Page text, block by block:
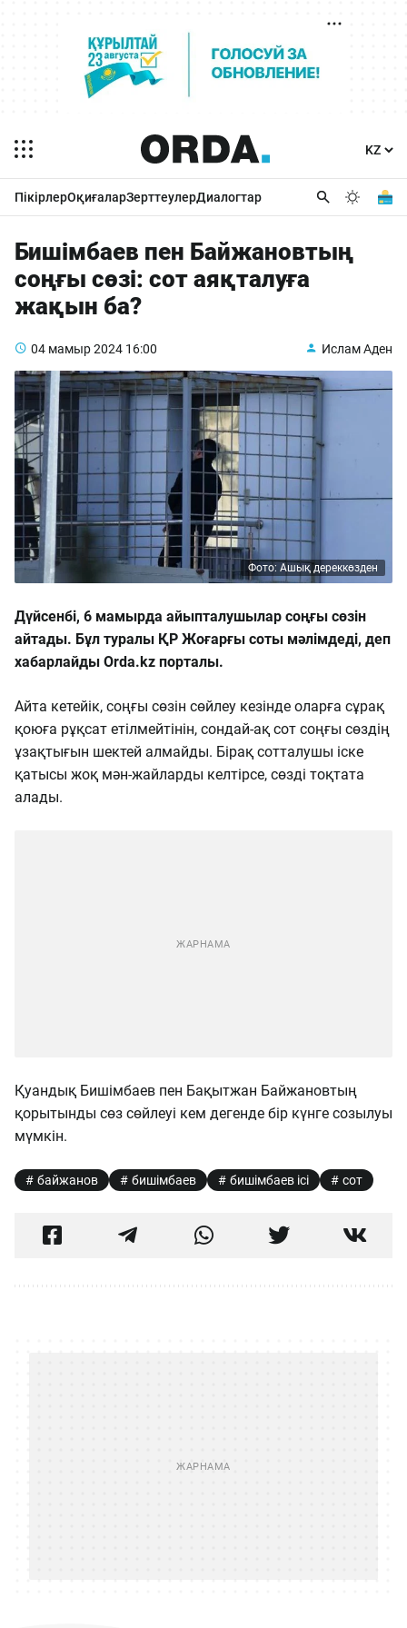
ПікірлерОқиғаларЗерттеулерДиалогтар
Бишімбаев пен Байжановтың
соңғы сөзі: сот аяқталуға
жақын ба?
04 мамыр 2024 16:00 Ислам Аден
Фото: Ашық дереккөзден
Дүйсенбі, 6 мамырда айыпталушылар соңғы сөзін
айтады. Бұл туралы ҚР Жоғарғы соты мәлімдеді, деп
хабарлайды Orda.kz порталы.
Айта кетейік, соңғы сөзін сөйлеу кезінде оларға сұрақ
қоюға рұқсат етілмейтінін, сондай-ақ сот соңғы сөздің
ұзақтығын шектей алмайды. Бірақ сотталушы іске
қатысы жоқ мән-жайларды келтірсе, сөзді тоқтата
алады.
Қуандық Бишімбаев пен Бақытжан Байжановтың
қорытынды сөз сөйлеуі кем дегенде бір күнге созылуы
мүмкін.
байжанов бишімбаев бишімбаев ісі сот